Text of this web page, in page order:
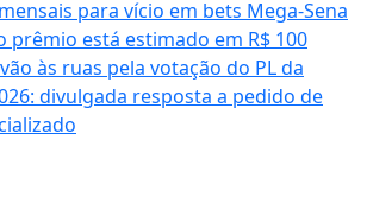
para vício em bets Mega-Sena
prêmio está estimado em R$ 100
às ruas pela votação do PL da
divulgada resposta a pedido de